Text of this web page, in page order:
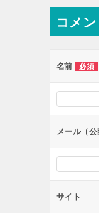
ナ
ビ
ー
ョ
ン
コメ
名前 必須
メール（公
サイト